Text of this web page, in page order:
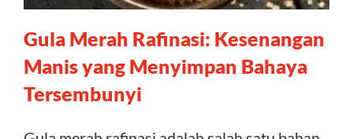
Kontak
Gula Merah Rafinasi: Kesenangan
Manis yang Menyimpan Bahaya
Tersembunyi